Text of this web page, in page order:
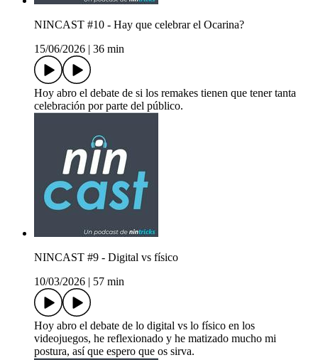
NINCAST #10 - Hay que celebrar el Ocarina?
15/06/2026
36 min
Hoy abro el debate de si los remakes tienen que tener tanta
celebración por parte del público.
NINCAST #9 - Digital vs físico
10/03/2026
57 min
Hoy abro el debate de lo digital vs lo físico en los
videojuegos, he reflexionado y he matizado mucho mi
postura, así que espero que os sirva.